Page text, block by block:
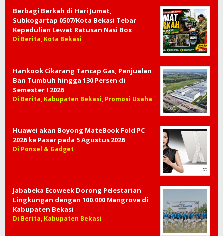
Berbagi Berkah di Hari Jumat,
Subkogartap 0507/Kota Bekasi Tebar
Kepedulian Lewat Ratusan Nasi Box
Di Berita, Kota Bekasi
Hankook Cikarang Tancap Gas, Penjualan
Ban Tumbuh hingga 130 Persen di
Semester I 2026
Di Berita, Kabupaten Bekasi, Promosi Usaha
Huawei akan Boyong MateBook Fold PC
2026 ke Pasar pada 5 Agustus 2026
Di Ponsel & Gadget
Jababeka Ecoweek Dorong Pelestarian
Lingkungan dengan 100.000 Mangrove di
Kabupaten Bekasi
Di Berita, Kabupaten Bekasi